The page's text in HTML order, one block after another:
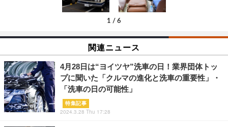
1 / 6
関連ニュース
4月28日は“ヨイツヤ”洗車の日！業界団体トッ
プに聞いた「クルマの進化と洗車の重要性」・
「洗車の日の可能性」
特集記事
2024.3.28 Thu 17:28